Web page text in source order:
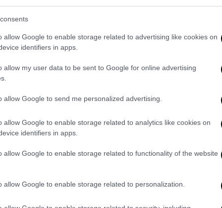
allow Google to enable storage related to advertising like cookies on
identifiers in apps.
allow my user data to be sent to Google for online advertising
allow Google to send me personalized advertising.
allow Google to enable storage related to analytics like cookies on
identifiers in apps.
allow Google to enable storage related to functionality of the website
allow Google to enable storage related to personalization.
παραλείψεις και το
των βλαβών που υπέστησαν ταστέγαστρα
τοΤΑΙΠΕΔ
της λειτουργίας του
ΟAKA.
μεταλλική κατασκευή του στεγάστρου
στο κανονιστικά ελάχιστο
Η